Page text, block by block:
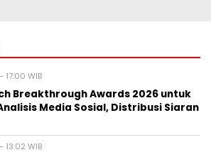
WIB
Breakthrough Awards 2026 untuk
Media Sosial, Distribusi Siaran
WIB